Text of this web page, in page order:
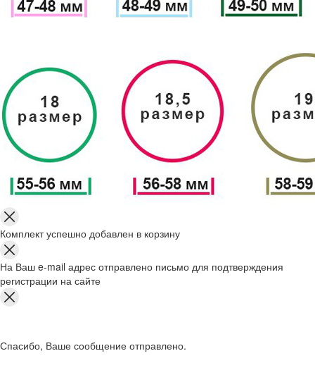
Комплект успешно добавлен в корзину
На Ваш e-mail адрес отправлено письмо для подтверждения
регистрации на сайте
Спасибо, Ваше сообщение отправлено.